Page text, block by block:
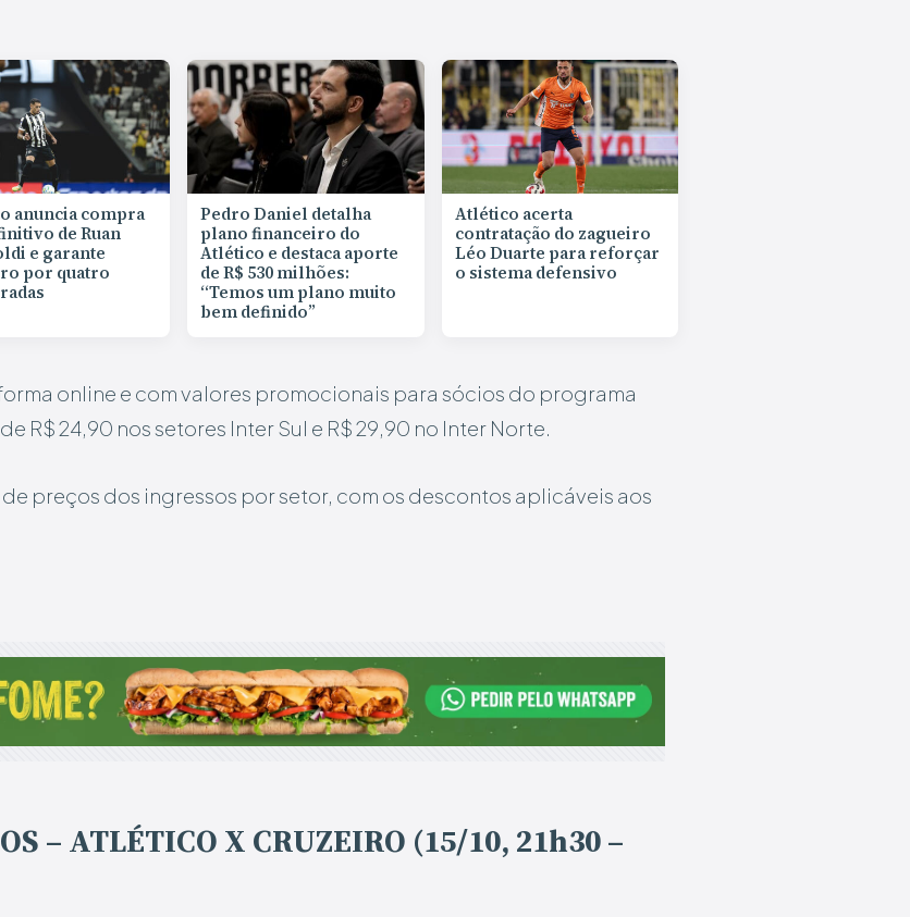
anuncia compra
de Ruan
e garante
por quatro
Pedro Daniel detalha
plano financeiro do
Atlético e destaca aporte
de R$ 530 milhões:
“Temos um plano muito
bem definido”
Atlético acerta
contratação do zagueiro
Léo Duarte para reforçar
o sistema defensivo
online e com valores promocionais para sócios do programa
R$ 24,90 nos setores Inter Sul e R$ 29,90 no Inter Norte.
preços dos ingressos por setor, com os descontos aplicáveis aos
– ATLÉTICO X CRUZEIRO (15/10, 21h30 –